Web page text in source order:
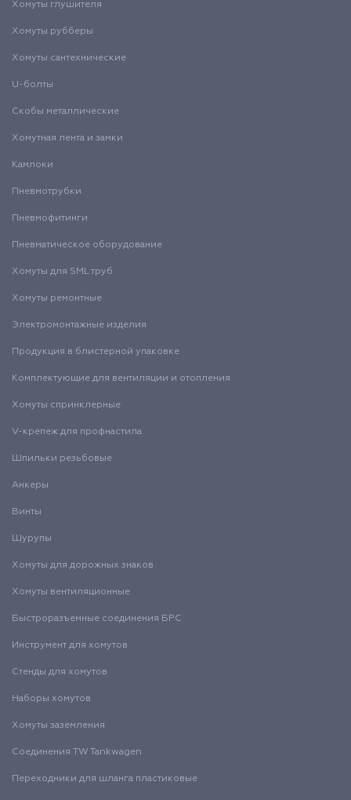
Хомуты глушителя
Хомуты рубберы
Хомуты сантехнические
U-болты
Скобы металлические
Хомутная лента и замки
Камлоки
Пневмотрубки
Пневмофитинги
Пневматическое оборудование
Хомуты для SML труб
Хомуты ремонтные
Электромонтажные изделия
Продукция в блистерной упаковке
Комплектующие для вентиляции и отопления
Хомуты спринклерные
V-крепеж для профнастила
Шпильки резьбовые
Анкеры
Винты
Шурупы
Хомуты для дорожных знаков
Хомуты вентиляционные
Быстроразъемные соединения БРС
Инструмент для хомутов
Стенды для хомутов
Наборы хомутов
Хомуты заземления
Соединения TW Tankwagen
Переходники для шланга пластиковые